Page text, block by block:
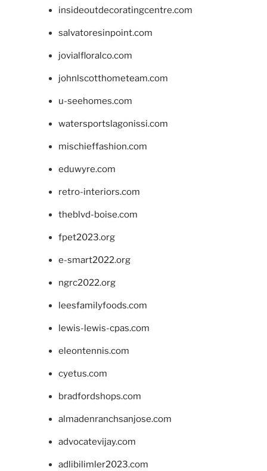
insideoutdecoratingcentre.com
salvatoresinpoint.com
jovialfloralco.com
johnlscotthometeam.com
u-seehomes.com
watersportslagonissi.com
mischieffashion.com
eduwyre.com
retro-interiors.com
theblvd-boise.com
fpet2023.org
e-smart2022.org
ngrc2022.org
leesfamilyfoods.com
lewis-lewis-cpas.com
eleontennis.com
cyetus.com
bradfordshops.com
almadenranchsanjose.com
advocatevijay.com
adlibilimler2023.com